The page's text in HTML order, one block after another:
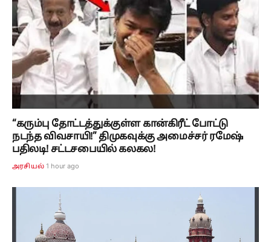
“கரும்பு தோட்டத்துக்குள்ள கான்கிரீட் போட்டு
நடந்த விவசாயி!” திமுகவுக்கு அமைச்சர் ரமேஷ்
பதிலடி! சட்டசபையில் கலகல!
அரசியல் 1 hour ago